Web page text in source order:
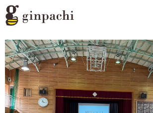
銀ぱちとは
オンラインストア【はちみつ類】